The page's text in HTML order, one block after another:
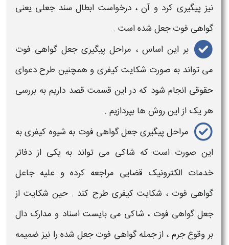
نیزپیگیری کرد و آن ، درخواست ابطال سند جعلی یعنی
گواهی فوت جعل شدهاست .
بر این اساس ، مراحل پیگیری جعل گواهی فوت
می تواند به صورت شکایت کیفری و همچنین طرح دعوای
حقوقی انجام شود که در این قسمت قصد داریم به بررسی
هر یک از این روش ها بپردازیم .
مراحل پیگیری جعل گواهی فوت به شیوه کیفری به
این صورت است که شاکی می تواند به یکی از دفاتر
خدمات الکترونیک قضایی مراجعه کرده و علیهجاعل
گواهی فوت ، شکایت کیفری طرح کند . حین شکایت از
جعل گواهی فوت ، شاکی می بایست اسناد و مدارک دال
بر وقوعجرم ، از جملهگواهی فوت جعل شده را نیز ضمیمه